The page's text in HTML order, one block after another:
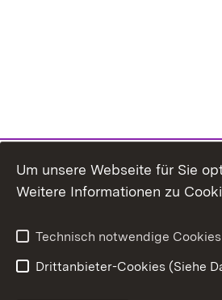
Um unsere Webseite für Sie
Weitere Informationen zu
Technisch notwendige Cookies
Drittanbieter-Cookies (Siehe